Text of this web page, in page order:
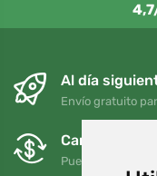
Al día
Envío gratuito
Cambios y
Puede devolver